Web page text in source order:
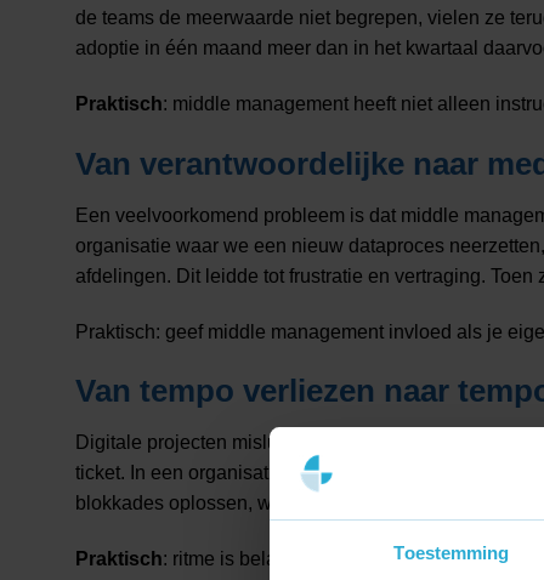
Toestemming
de teams de meerwaarde niet begrepen, vielen ze
adoptie in één maand meer dan in het kwartaal
Praktisch: middle management heeft niet alleen
Van verantwoordelijke naar
Een veelvoorkomend probleem is dat middle
organisatie waar we een nieuw dataproces
afdelingen. Dit leidde tot frustratie en vertraging.
Praktisch: geef middle management invloed als je
Van tempo verliezen naar
Digitale projecten mislukken vaak niet door één
ticket. In een organisatie waar wij aan tafel zaten,
blokkades oplossen, wekelijks prioriteiten
Praktisch: ritme is belangrijker dan capaciteit.